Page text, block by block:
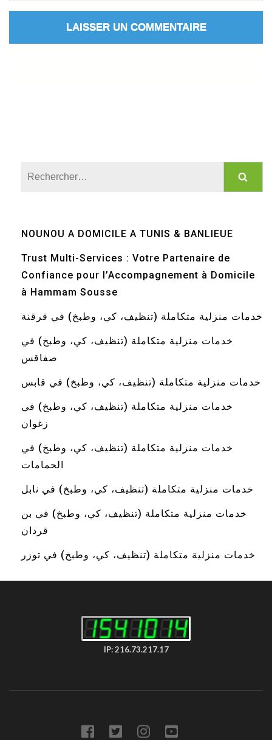
NOUNOU A DOMICILE A TUNIS & BANLIEUE
Trust Multi-Services : Votre Partenaire de
Confiance pour l’Accompagnement à Domicile
à Hammam Sousse
خدمات منزلية متكاملة (تنظيف، كي، وطبخ) في قرقنة
خدمات منزلية متكاملة (تنظيف، كي، وطبخ) في
صفاقس
خدمات منزلية متكاملة (تنظيف، كي، وطبخ) في قابس
خدمات منزلية متكاملة (تنظيف، كي، وطبخ) في
زغوان
خدمات منزلية متكاملة (تنظيف، كي، وطبخ) في
الحمامات
خدمات منزلية متكاملة (تنظيف، كي، وطبخ) في نابل
خدمات منزلية متكاملة (تنظيف، كي، وطبخ) في بن
قردان
خدمات منزلية متكاملة (تنظيف، كي، وطبخ) في توزر
IP: 216.73.217.17